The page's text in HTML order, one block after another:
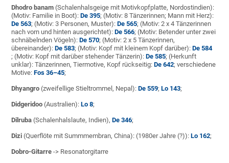
Dhodro banam (Schalenhalsgeige mit Motivkopfplatte, Nordostindien):
(Motiv: Familie in Boot):De 395; (Motiv: 8 Tänzerinnen; Mann mit Herz):
De 563; (Motiv: 3 Personen, Muster):De 565; (Motiv: 2 x 4 Tänzerinnen
nach vorn und hinten ausgerichtet):De 566; (Motiv: Betender unter zwei
schnäbelnden Vögeln):De 570; (Motiv: 2 x 5 Tänzerinnen,
übereinander):De 583; (Motiv: Kopf mit kleinem Kopf darüber):De 584
; (Motiv: Kopf mit darüber stehender Tänzerin):De 585; (Herkunft
unklar): Tänzerinnen, Tiermotive, Kopf rückseitig:De 642; verschiedene
Motive:Fos 36–45;
Dhyangro (zweifellige Stieltrommel, Nepal):De 559;Lo 143;
Didgeridoo (Australien):Lo 8;
Dilruba (Schalenhalslaute, Indien),De 346;
Dizi (Querflöte mit Summmembran, China): (1980er Jahre (?)):Lo 162;
Dobro-Gitarre -> Resonatorgitarre